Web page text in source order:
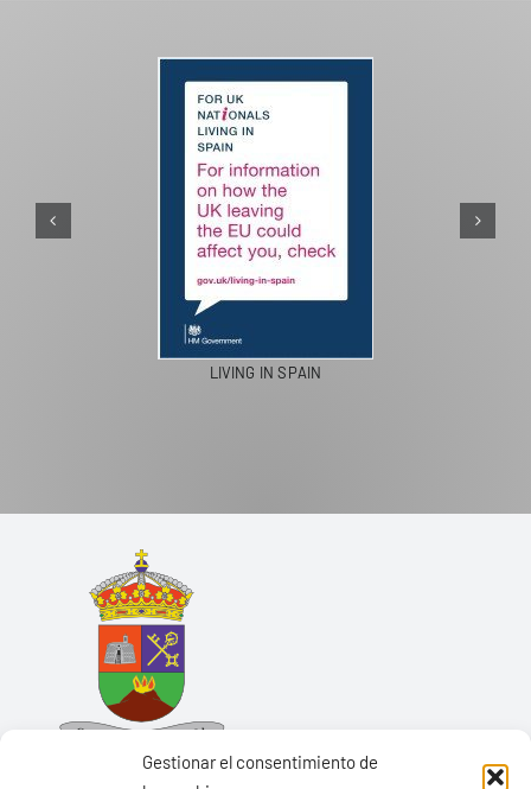
Gestionar el consentimiento de
LIVING IN SPAIN